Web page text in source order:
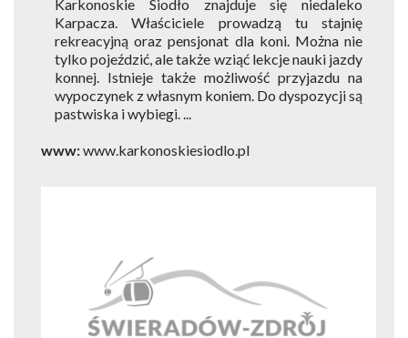
Karkonoskie Siodło znajduje się niedaleko
Karpacza. Właściciele prowadzą tu stajnię
rekreacyjną oraz pensjonat dla koni. Można nie
tylko pojeździć, ale także wziąć lekcje nauki jazdy
konnej. Istnieje także możliwość przyjazdu na
wypoczynek z własnym koniem. Do dyspozycji są
pastwiska i wybiegi. ...
www:www.karkonoskiesiodlo.pl